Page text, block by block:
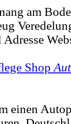
am
Shop
einen